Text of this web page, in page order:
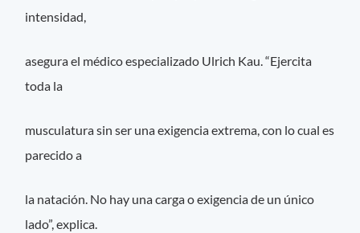
intensidad,
asegura el médico especializado Ulrich Kau. “Ejercita
toda la
musculatura sin ser una exigencia extrema, con lo cual es
parecido a
la natación. No hay una carga o exigencia de un único
lado”, explica.